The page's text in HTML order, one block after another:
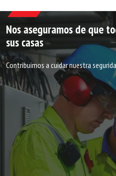
Nos aseguramos de que
sus casas​
Contribuimos a cuidar nuestra